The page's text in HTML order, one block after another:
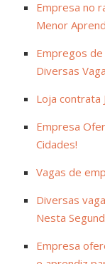
Empresa no
Menor
Empregos de
Diversas
Loja contrata
Empresa
Cidades!
Vagas de
Diversas
Nesta
Empresa